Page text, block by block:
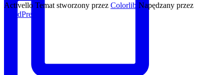
Activello Temat stworzony przez Colorlib Napędzany przez
WordPress